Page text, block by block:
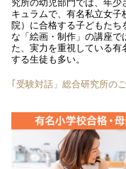
キュラムで、有名私立女
院）に合格する子どもたち
な「絵画・制作」の講座で
た、実力を重視している
する生徒も多い。
｢受験対話」総合研究所の